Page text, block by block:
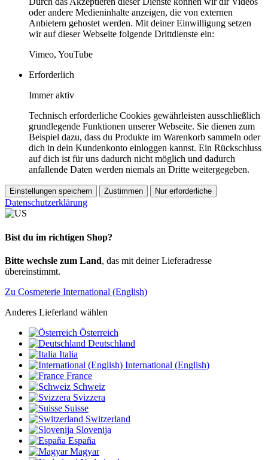
oder andere Medieninhalte anzeigen, die von externen
Anbietern gehostet werden. Mit deiner Einwilligung setzen
wir auf dieser Webseite folgende Drittdienste ein:
Vimeo, YouTube
Erforderlich
Immer aktiv
Technisch erforderliche Cookies gewährleisten ausschließlich
grundlegende Funktionen unserer Webseite. Sie dienen zum
Beispiel dazu, dass du Produkte im Warenkorb sammeln oder
dich in dein Kundenkonto einloggen kannst. Ein Rückschluss
auf dich ist für uns dadurch nicht möglich und dadurch
anfallende Daten werden niemals an Dritte weitergegeben.
Einstellungen speichern Zustimmen Nur erforderliche
Datenschutzerklärung
Bist du im richtigen Shop?
Bitte wechsle zum Land, das mit deiner Lieferadresse
übereinstimmt.
Zu Cosmeterie International (English)
Anderes Lieferland wählen
Österreich
Deutschland
Italia
International (English)
France
Schweiz
Svizzera
Suisse
Switzerland
Slovenija
España
Magyar